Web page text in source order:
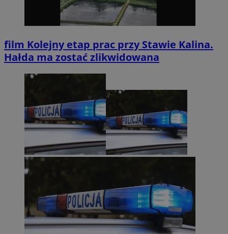
film Kolejny etap prac przy Stawie Kalina.
Hałda ma zostać zlikwidowana